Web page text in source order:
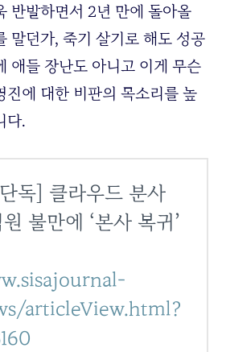
반발하면서 2년 만에 돌아올
말던가, 죽기 살기로 해도 성공
애들 장난도 아니고 이게 무슨
진에 대한 비판의 목소리를 높
다.
독] 클라우드 분사
불만에 ‘본사 복귀’
articleView.html?